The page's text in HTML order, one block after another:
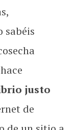
sabéis
justo
de